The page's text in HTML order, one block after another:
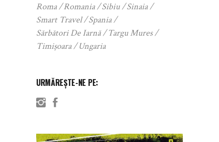
Roma
Romania Sibiu
Sinaia
Smart Travel
Spania
Sărbători De Iarnă
Targu Mures
Timișoara
Ungaria
URMĂREȘTE-NE PE: